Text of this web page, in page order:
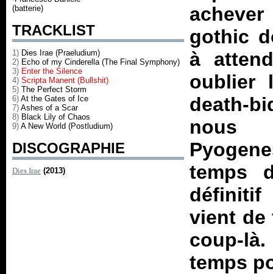
(batterie)
TRACKLIST
1) Dies Irae (Praeludium)
2) Echo of my Cinderella (The Final Symphony)
3) Enter the Silence
4) Scripta Manent (Bullshit)
5) The Perfect Storm
6) At the Gates of Ice
7) Ashes of a Scar
8) Black Lily of Chaos
9) A New World (Postludium)
DISCOGRAPHIE
Dies Irae (2013)
gothic
à
oublier
death-
temps
définitif
vient de
coup-
temps